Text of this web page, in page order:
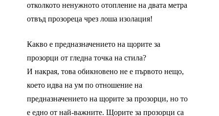
отколкото ненужното отопление на двата метра
отвъд прозореца чрез лоша изолация!
Какво е предназначението на щорите за
прозорци от гледна точка на стила?
И накрая, това обикновено не е първото нещо,
което идва на ум по отношение на
предназначението на щорите за прозорци, но то
е едно от най-важните. Щорите за прозорци са